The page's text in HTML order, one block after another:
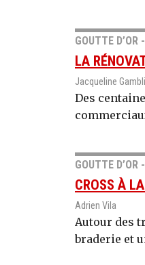
GOUTTE D’OR
LA
Jacqueline
Des
GOUTTE D’OR
CROSS À
Adrien Vila
Autour des
braderie et